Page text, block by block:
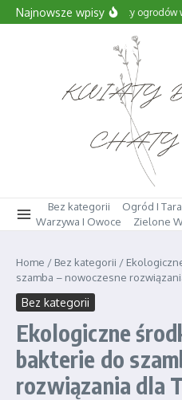
Przejdź do treści
Najnowsze wpisyProjekty ogrodów
Bez kategorii
Ogród I
Warzywa I Owoce
Zielone
Home / Bez kategorii /
szamba – nowoczesne
Bez kategorii
Ekologiczne
bakterie do
rozwiązania dla